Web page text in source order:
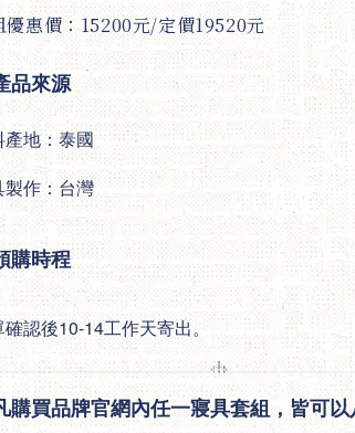
優惠價：15200元/定價19520元
品來源
產地：泰國
製作：台灣
購時程
認後10-14工作天寄出。
購買品牌官網內任一寢具套組，皆可